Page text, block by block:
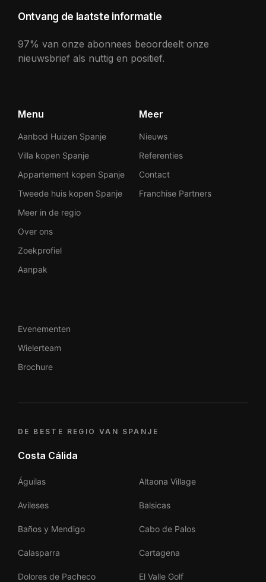
Ontvang de laatste informatie
97% van onze abonnees beoordeelt onze
nieuwsbrief als nuttig en positief.
Menu
Aanbod Huizen Spanje
Villa kopen Spanje
Appartement kopen Spanje
Tweede huis kopen Spanje
Meer in de regio
Over ons
Zoekprofiel
Aanpak
Meer
Nieuws
Referenties
Contact
Franchise Partners
Evenementen
Wielerteam
Brochure
DE BESTE REGIO VAN SPANJE
Costa Cálida
Águilas Altaona Village
Avileses Balsicas
Baños y Mendigo Cabo de Palos
Calasparra Cartagena
Dolores de Pacheco El Valle Golf